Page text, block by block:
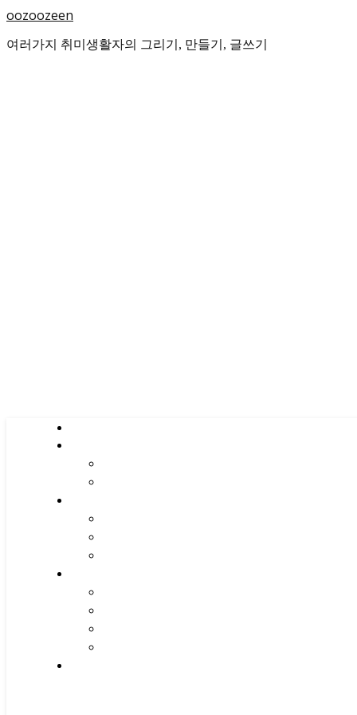
oozoozeen
여러가지 취미생활자의 그리기, 만들기, 글쓰기